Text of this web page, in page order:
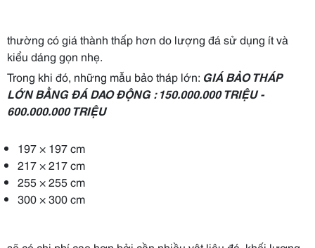
thường có giá thành thấp hơn do lượng đá sử dụng ít và
kiểu dáng gọn nhẹ.
Trong khi đó, những mẫu bảo tháp lớn: GIÁ BẢO THÁP
LỚN BẰNG ĐÁ DAO ĐỘNG : 150.000.000 TRIỆU -
600.000.000 TRIỆU
197 × 197 cm
217 × 217 cm
255 × 255 cm
300 × 300 cm